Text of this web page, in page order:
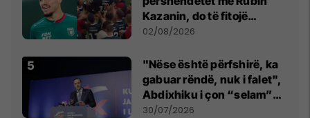
Kazanin, do të fitojë
miliona te Spartak Moska
02/08/2026
"Nëse është përfshirë, ka
gabuar rëndë, nuk i falet",
Abdixhiku i çon “selam”
Përparim Ramës
30/07/2026